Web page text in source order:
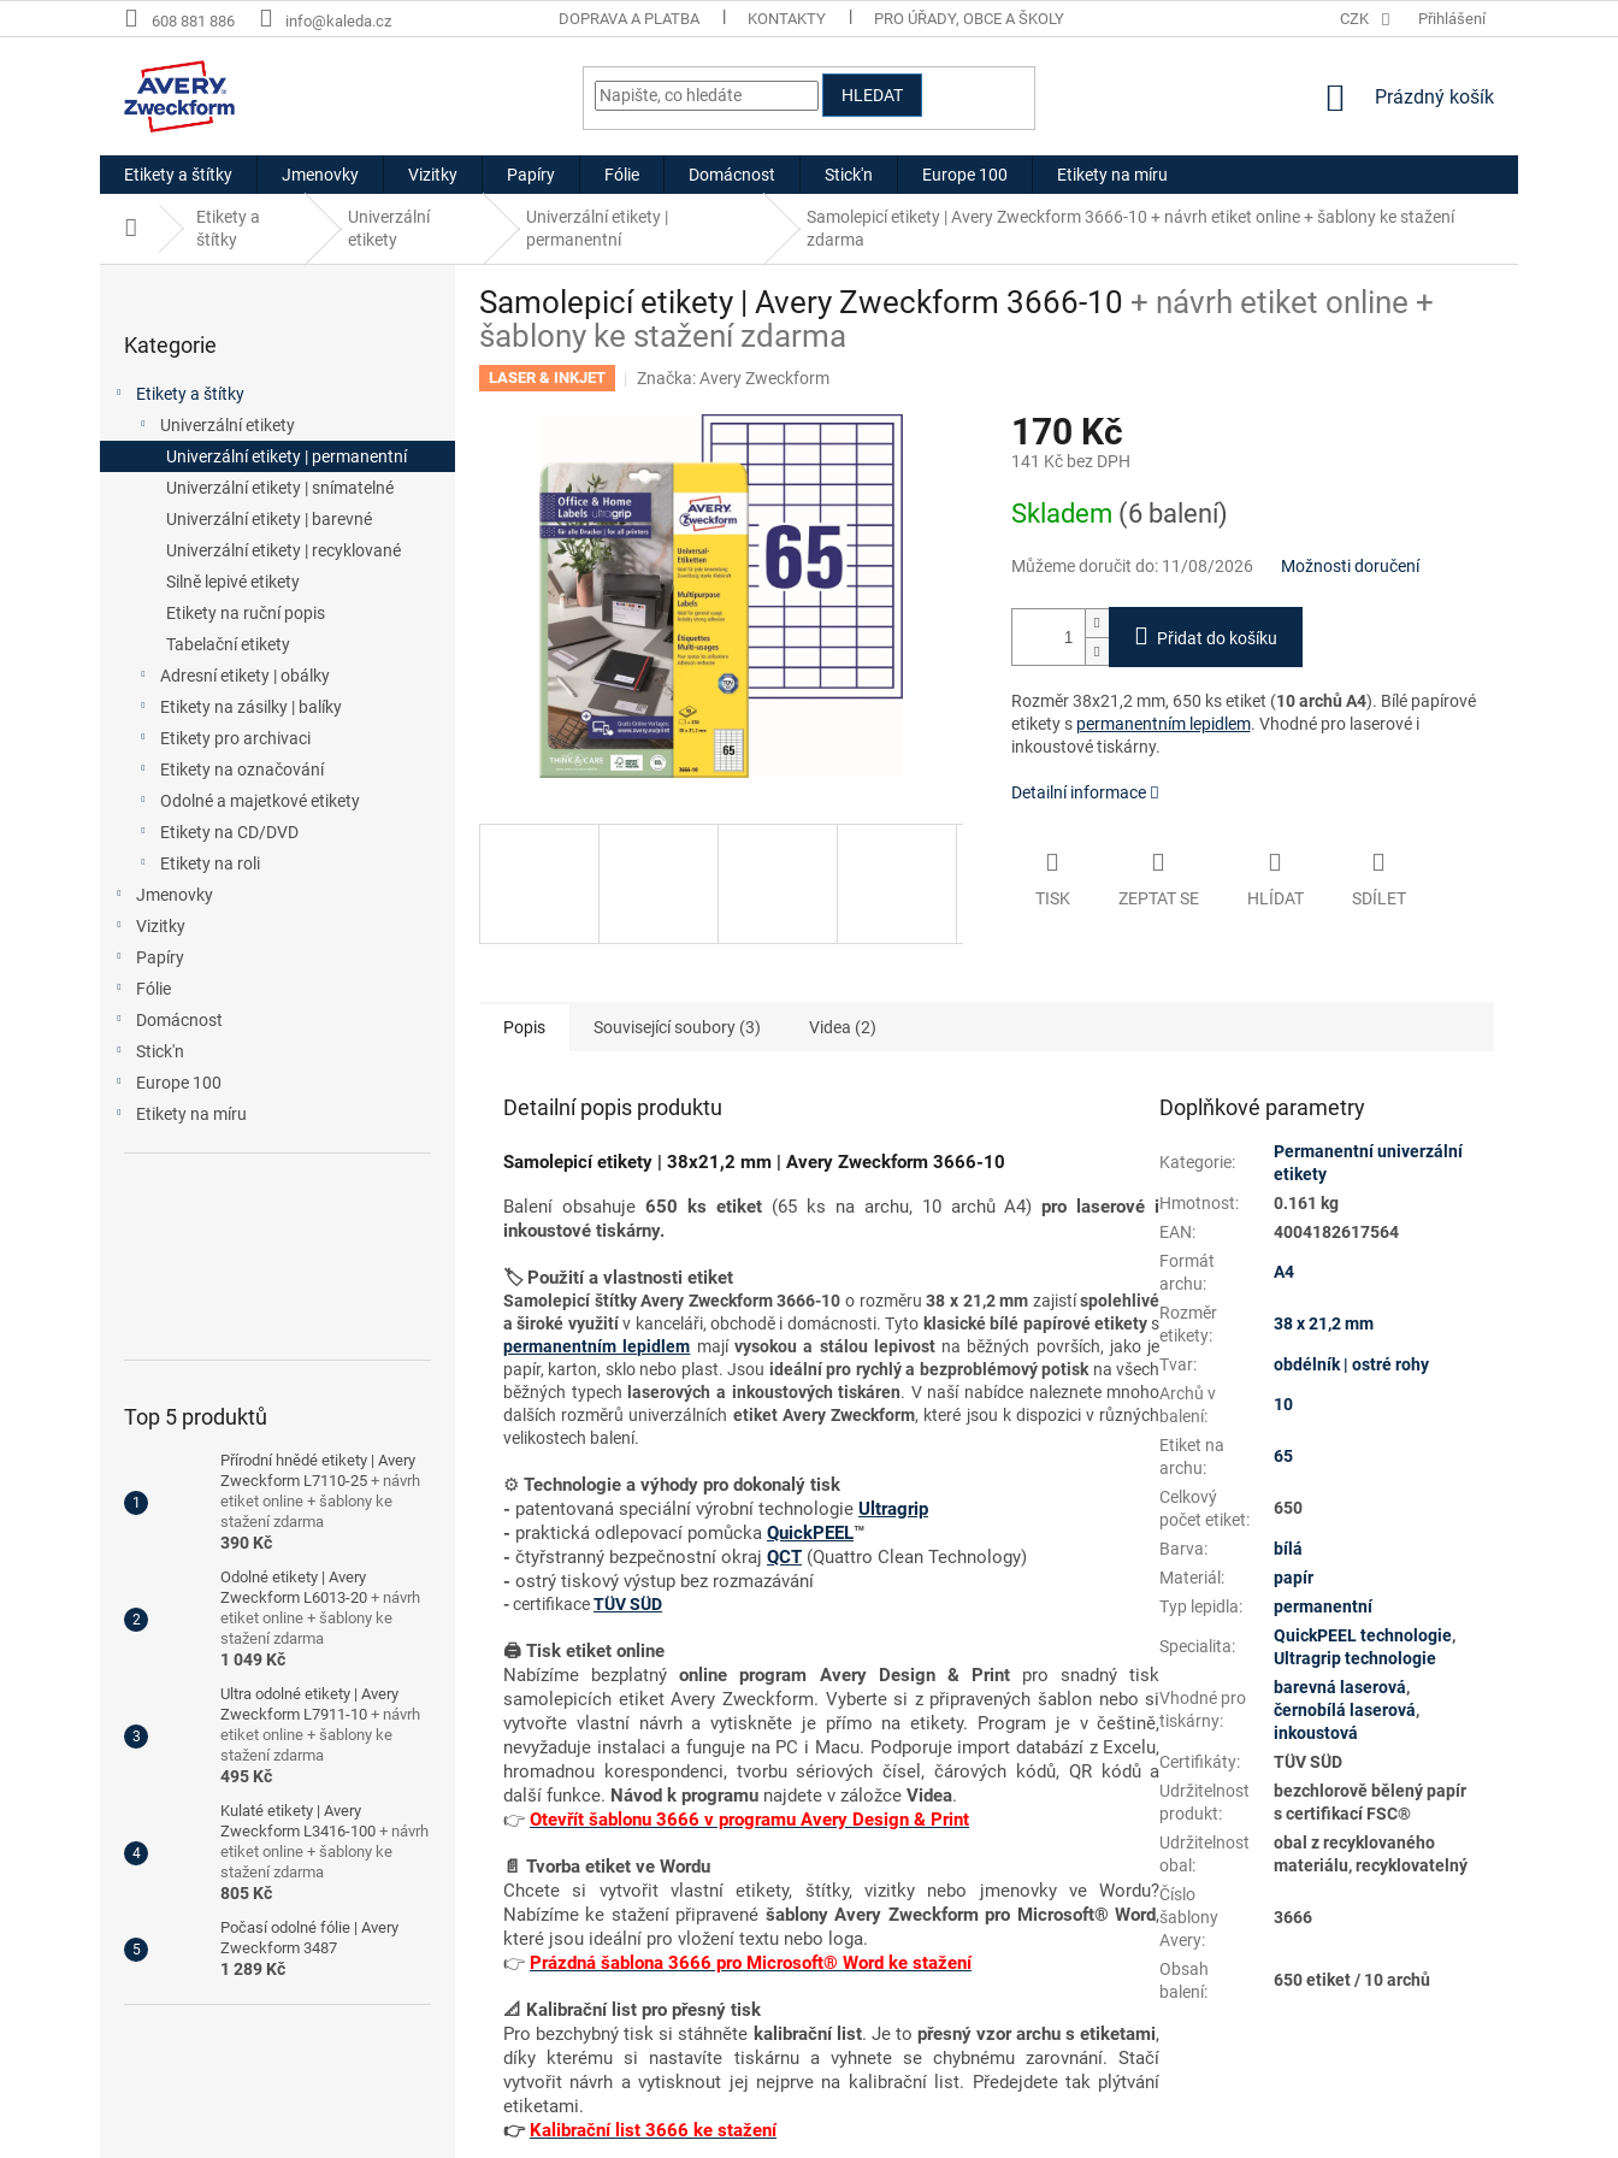
na
608 881 886 info@kaleda.cz DOPRAVA A PLATBA KONTAKTY PRO ÚŘADY, OBCE A ŠKOLY HODNOCENÍ OBCHODU
CZK Přihlášení
HLEDAT
NÁKUPNÍ
Prázdný košík
Etikety a štítky Jmenovky Vizitky Papíry Fólie Domácnost Stick'n Europe 100 Etikety na míru
Domů
Etikety a
štítky
Univerzální
etikety
Univerzální etikety |
permanentní
Samolepicí etikety | Avery Zweckform 3666‑10+ návrh etiket online + šablony ke stažení
zdarma
n
kategorie
Kategorie
Etikety a štítky
Univerzální etikety
Univerzální etikety | permanentní
Univerzální etikety | snímatelné
Univerzální etikety | barevné
Univerzální etikety | recyklované
Silně lepivé etikety
Etikety na ruční popis
Tabelační etikety
Adresní etikety | obálky
Etikety na zásilky | balíky
Etikety pro archivaci
Etikety na označování
Odolné a majetkové etikety
Etikety na CD/DVD
Etikety na roli
Jmenovky
Vizitky
Papíry
Fólie
Domácnost
Stick'n
Europe 100
Etikety na míru
Top 5 produktů
Přírodní hnědé etikety | Avery
Zweckform L7110-25 + návrh
etiket online + šablony ke
stažení zdarma
390 Kč
Odolné etikety | Avery
Zweckform L6013-20 + návrh
etiket online + šablony ke
stažení zdarma
1 049 Kč
Ultra odolné etikety | Avery
Zweckform L7911-10 + návrh
etiket online + šablony ke
stažení zdarma
495 Kč
Kulaté etikety | Avery
Zweckform L3416-100 + návrh
etiket online + šablony ke
stažení zdarma
805 Kč
Počasí odolné fólie | Avery
Zweckform 3487
1 289 Kč
Samolepicí etikety | Avery Zweckform 3666‑10 + návrh etiket online +
šablony ke stažení zdarma
LASER & INKJET Značka:Avery Zweckform
170 Kč
141 Kč bez DPH
cena:
Skladem (6 balení)
Můžeme doručit do: 11/08/2026 Možnosti doručení
Přidat do košíku
Rozměr 38x21,2 mm, 650 ks etiket (10 archů A4). Bílé papírové
etikety s permanentním lepidlem. Vhodné pro laserové i
inkoustové tiskárny.
Detailní informace
TISK ZEPTAT SE HLÍDAT SDÍLET
Popis Související soubory (3) Videa (2)
Detailní popis produktu
Samolepicí etikety | 38x21,2 mm | Avery Zweckform 3666-10
Balení obsahuje 650 ks etiket(65 ks na archu, 10 archů A4) pro
laserové i
inkoustové tiskárny.
🏷️ Použití a vlastnosti etiket
Samolepicí štítky Avery Zweckform 3666-10 o rozměru38 x 21,2 mm zajistíspolehlivé
a široké využitív kanceláři, obchodě i domácnosti. Tyto klasické bílé papírové etiketys
permanentním lepidlem mají vysokou a stálou lepivostna běžných površích, jako je
papír, karton, sklo nebo plast. Jsou ideální pro rychlý a bezproblémový potisk na všech
běžných typech laserových a inkoustových tiskáren. V naší nabídce naleznete mnoho
dalších rozměrů univerzálních etiket Avery Zweckform, které jsou k dispozici v různých
velikostech balení.
⚙️ Technologie a výhody pro dokonalý tisk
- patentovaná speciální výrobní technologie Ultragrip
- praktická odlepovací pomůcka QuickPEEL™
- čtyřstranný bezpečnostní okraj QCT (Quattro Clean Technology)
- ostrý tiskový výstup bez rozmazávání
-certifikaceTÜV SÜD
🖨️ Tisk etiket online
Nabízíme bezplatný online program Avery Design & Print pro snadný tisk
samolepicích etiket Avery Zweckform. Vyberte si z připravených šablon nebo si
vytvořte vlastní návrh a vytiskněte je přímo na etikety. Program je v češtině,
nevyžaduje instalaci a funguje na PC i Macu. Podporuje import databází z Excelu,
hromadnou korespondenci, tvorbu sériových čísel, čárových kódů, QR kódů a
další funkce. Návod k programu najdete v záložce Videa.
👉 Otevřít šablonu 3666 v programu Avery Design & Print
📄 Tvorba etiket ve Wordu
Chcete si vytvořit vlastní etikety, štítky, vizitky nebo jmenovky ve Wordu?
Nabízíme ke stažení připravené šablony Avery Zweckform pro Microsoft® Word,
které jsou ideální pro vložení textu nebo loga.
👉 Prázdná šablona 3666 pro Microsoft® Word ke stažení
📐 Kalibrační list pro přesný tisk
Pro bezchybný tisk si stáhněte kalibrační list. Je to přesný vzor archu s etiketami,
díky kterému si nastavíte tiskárnu a vyhnete se chybnému zarovnání. Stačí
vytvořit návrh a vytisknout jej nejprve na kalibrační list. Předejdete tak plýtvání
etiketami.
👉 Kalibrační list 3666 ke stažení
Doplňkové parametry
Kategorie:
Permanentní univerzální
etikety
Hmotnost:
0.161 kg
EAN:
4004182617564
Formát
archu:
A4
Rozměr
etikety:
38 x 21,2 mm
Tvar:
obdélník | ostré rohy
Archů v
balení:
10
Etiket na
archu:
65
Celkový
počet etiket:
650
Barva:
bílá
Materiál:
papír
Typ lepidla: permanentní
Specialita:
QuickPEEL technologie,
Ultragrip technologie
Vhodné pro
tiskárny:
barevná laserová,
černobílá laserová,
inkoustová
Certifikáty:
TÜV SÜD
Udržitelnost
produkt:
bezchlorově bělený papír
s certifikací FSC®
Udržitelnost
obal:
obal z recyklovaného
materiálu, recyklovatelný
Číslo
šablony
Avery:
3666
Obsah
balení:
650 etiket / 10 archů